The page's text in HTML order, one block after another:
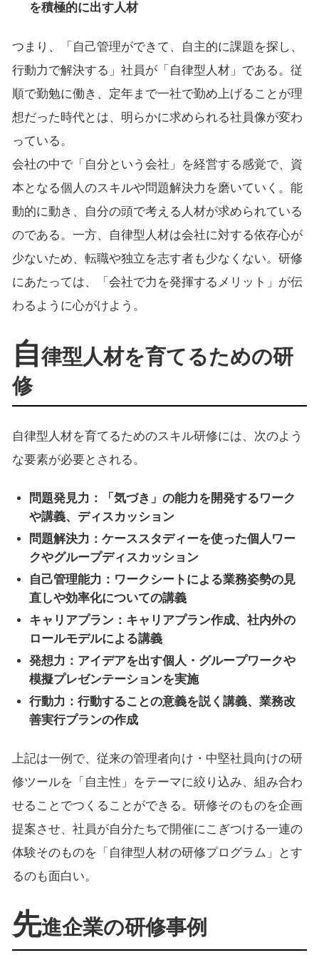
を積極的に出す人材
つまり、「自己管理ができて、自主的に課題を探し、
行動力で解決する」社員が「自律型人材」である。従
順で勤勉に働き、定年まで一社で勤め上げることが理
想だった時代とは、明らかに求められる社員像が変わ
っている。
会社の中で「自分という会社」を経営する感覚で、資
本となる個人のスキルや問題解決力を磨いていく。能
動的に動き、自分の頭で考える人材が求められている
のである。一方、自律型人材は会社に対する依存心が
少ないため、転職や独立を志す者も少なくない。研修
にあたっては、「会社で力を発揮するメリット」が伝
わるように心がけよう。
自律型人材を育てるための研
修
自律型人材を育てるためのスキル研修には、次のよう
な要素が必要とされる。
問題発見力：「気づき」の能力を開発するワーク
や講義、ディスカッション
問題解決力：ケーススタディーを使った個人ワー
クやグループディスカッション
自己管理能力：ワークシートによる業務姿勢の見
直しや効率化についての講義
キャリアプラン：キャリアプラン作成、社内外の
ロールモデルによる講義
発想力：アイデアを出す個人・グループワークや
模擬プレゼンテーションを実施
行動力：行動することの意義を説く講義、業務改
善実行プランの作成
上記は一例で、従来の管理者向け・中堅社員向けの研
修ツールを「自主性」をテーマに絞り込み、組み合わ
せることでつくることができる。研修そのものを企画
提案させ、社員が自分たちで開催にこぎつける一連の
体験そのものを「自律型人材の研修プログラム」とす
るのも面白い。
先進企業の研修事例